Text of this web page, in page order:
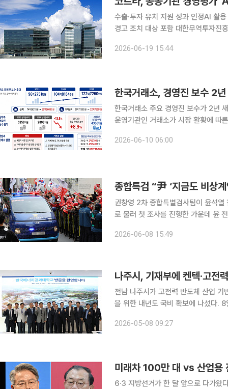
수출·투자 유치 지원 성과 인정AI 활
경고 조치 대상 포함 대한무역투자진흥공사(KOTRA·코트라)가 정부의 2025년도 공공기관 경영평
2026-06-19 15:44
한국거래소, 경영진 보수 2
한국거래소 주요 경영진 보수가 2년
운영기관인 거래소가 시장 활황에 따
진 전체 보상액(급여·퇴직급여)은
2026-06-10 06:00
종합특검 “尹 ‘지금도 비상
권창영 2차 종합특별검사팀이 윤석열
로 불러 첫 조사를 진행한 가운데 윤
서 이같이 밝혔다. 비상계엄이 적법한
2026-06-08 15:49
나주시, 기재부에 켄텍·고전
전남 나주시가 고전력 반도체 산업
을 위한 내년도 국비 확보에 나섰다. 8일 나주시에 따르면 시는 지난 6일 한국에너지공과대학교를
자들에게 에너지신산업 관련 주요 현
2026-05-08 09:27
6·3 지방선거가 한 달 앞으로 다가왔